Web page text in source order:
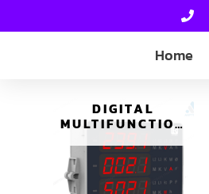
Home
DIGITAL
MULTIFUNCTION
ดิจิตอลมัลติฟัง
ก์ชั่น รุ่น RISH
DELTA